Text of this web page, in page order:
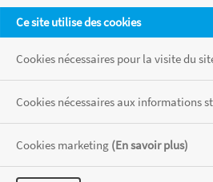
Ce site utilise des cookies
Cookies nécessaires pour la visite du
Cookies nécessaires aux informations
Cookies marketing (En savoir plus)
Waterloo
Chaussée de Bruxelles 315,
des stocks disponibles de chaque magasin,